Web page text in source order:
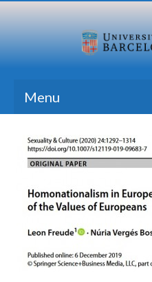
Menu
Recerca
Formació